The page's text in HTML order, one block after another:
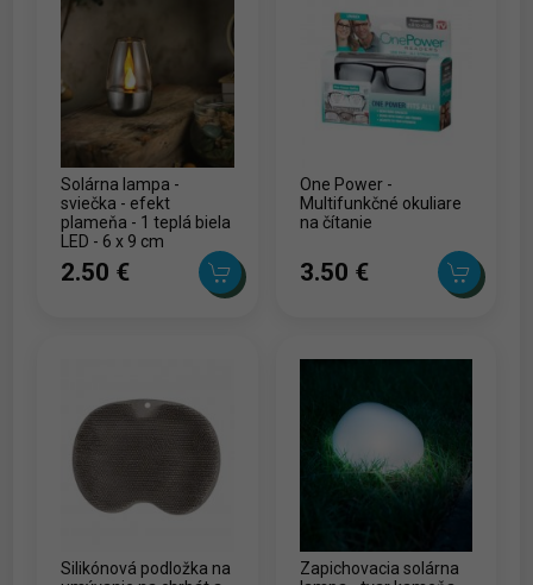
Solárna lampa -
sviečka - efekt
plameňa - 1 teplá biela
LED - 6 x 9 cm
2.50 ‎€
One Power -
Multifunkčné okuliare
na čítanie
3.50 ‎€
Silikónová podložka na
Zapichovacia solárna